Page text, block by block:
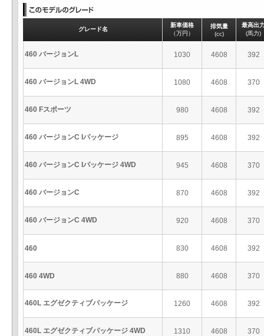
グレード名
新車価格
（万円）
排気量
(cc)
最高出
(馬力)
460 バージョンL 1030 4608 392
460 バージョンL 4WD 1080 4608 370
460 Fスポーツ 980 4608 392
460 バージョンC Iパッケージ 895 4608 392
460 バージョンC Iパッケージ 4WD 945 4608 370
460 バージョンC 870 4608 392
460 バージョンC 4WD 920 4608 370
460 830 4608 392
460 4WD 880 4608 370
460L エグゼクティブパッケージ 1260 4608 392
460L エグゼクティブパッケージ 4WD 1310 4608 370